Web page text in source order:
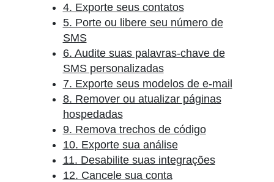
4. Exporte seus contatos
5. Porte ou libere seu número de
SMS
6. Audite suas palavras-chave de
SMS personalizadas
7. Exporte seus modelos de e-mail
8. Remover ou atualizar páginas
hospedadas
9. Remova trechos de código
10. Exporte sua análise
11. Desabilite suas integrações
12. Cancele sua conta